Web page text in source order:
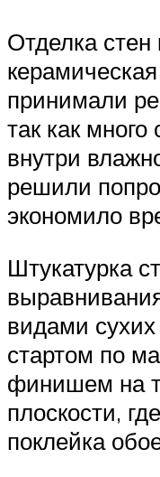
Отделка
принимали
так как
внутри
решили
экономило
Штукатурка
видами
стартом по
финишем на
плоскости,
поклейка